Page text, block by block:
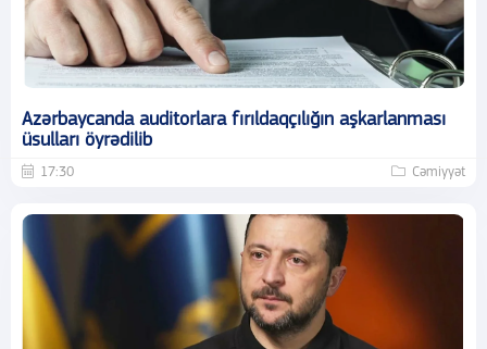
Azərbaycanda auditorlara fırıldaqçılığın aşkarlanması
üsulları öyrədilib
17:30 Cəmiyyət